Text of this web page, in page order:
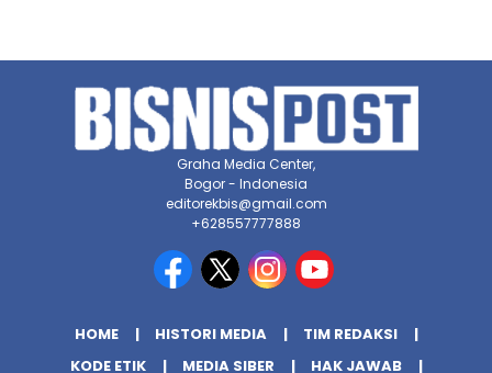
Graha Media Center,
Bogor - Indonesia
editorekbis@gmail.com
+628557777888
HOME HISTORI MEDIA
TIM REDAKSI
KODE ETIK
MEDIA SIBER HAK JAWAB